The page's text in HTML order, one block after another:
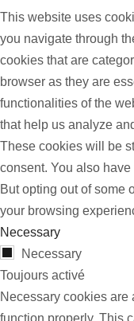
This website uses
you navigate through
cookies that are
browser as they are
functionalities of the
that help us analyze
These cookies will be
consent. You also
But opting out of some
your browsing
Necessary
Necessary
Toujours activé
Necessary cookies
function properly. This